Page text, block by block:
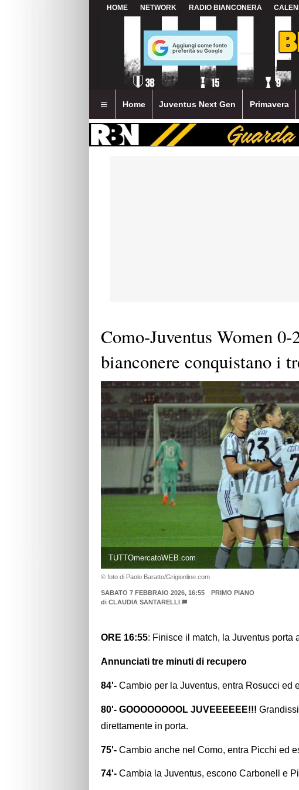
HOME NETWORK RADIO BIANCONERA
Home Juventus Next Gen Primavera
Como-Juventus Women
bianconere conquistano i
TUTTOmercatoWEB.com
© foto di Paolo Baratto/Grigionline.com
SABATO 7 FEBBRAIO 2026, 16:55
PRIMO PIANO
di CLAUDIA SANTARELLI
ORE 16:55: Finisce il match, la Juventus porta
Annunciati tre minuti di recupero
84'- Cambio per la Juventus, entra Rosucci ed
80'- GOOOOOOOOL JUVEEEEEE!!!
direttamente in porta.
75'- Cambio anche nel Como, entra Picchi ed
74'- Cambia la Juventus, escono Carbonell e